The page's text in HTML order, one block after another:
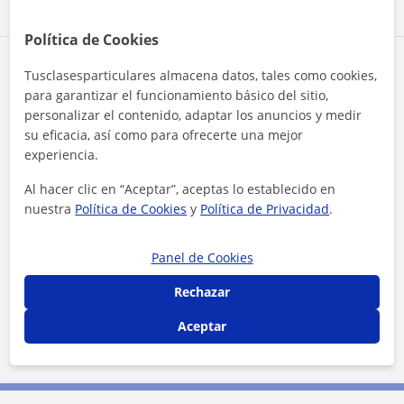
Zona de Lola
Localidades a las que se desplaza para dar clase
La Lastrilla
+ −
10 km
Política de Cookies
Tusclasesparticulares almacena datos, tales como cookies,
para garantizar el funcionamiento básico del sitio,
personalizar el contenido, adaptar los anuncios y medir
su eficacia, así como para ofrecerte una mejor
experiencia.
Al hacer clic en “Aceptar”, aceptas lo establecido en
nuestra Política de Cookies y Política de Privacidad.
Panel de Cookies
Rechazar
Aceptar